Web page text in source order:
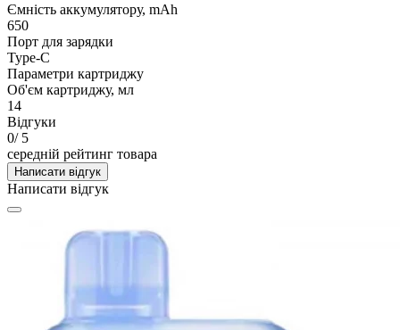
Ємність аккумулятору, mAh
650
Порт для зарядки
Type-C
Параметри картриджу
Об'єм картриджу, мл
14
Відгуки
0/ 5
середній рейтинг товара
Написати відгук
Написати відгук